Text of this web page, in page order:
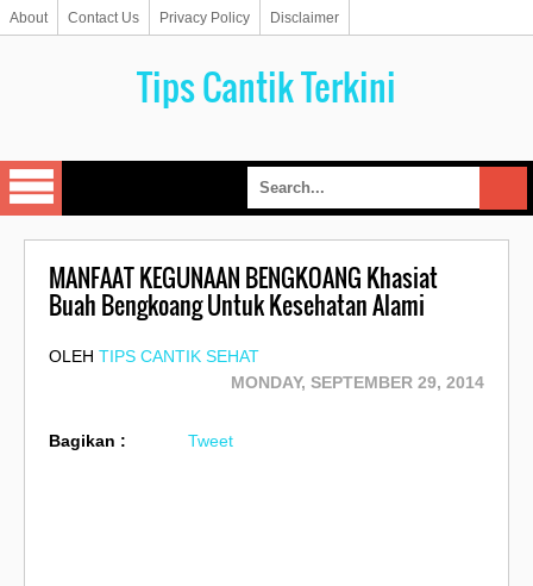
About Contact Us Privacy Policy Disclaimer
Tips Cantik Terkini
MANFAAT KEGUNAAN BENGKOANG Khasiat
Buah Bengkoang Untuk Kesehatan Alami
OLEH TIPS CANTIK SEHAT
MONDAY, SEPTEMBER 29, 2014
Bagikan : Tweet